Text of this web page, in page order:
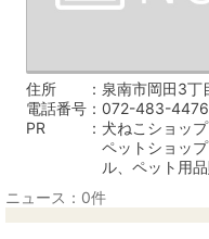
住所
泉南市岡田3丁
電話番号
072-483-4476
PR
犬ねこショッ
ペットショッ
ル、ペット用
ニュース：0件